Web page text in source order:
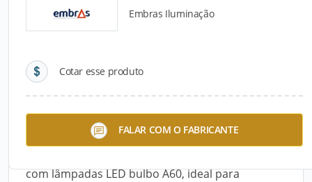
Embras Iluminação
Cotar esse produto
FALAR COM O FABRICANTE
Detalhes do produto
Descrição do Produto
Sofisticação e resistência. Este pendente é
fabricado em alumínio com pintura eletrostática
com lâmpadas LED bulbo A60, ideal para